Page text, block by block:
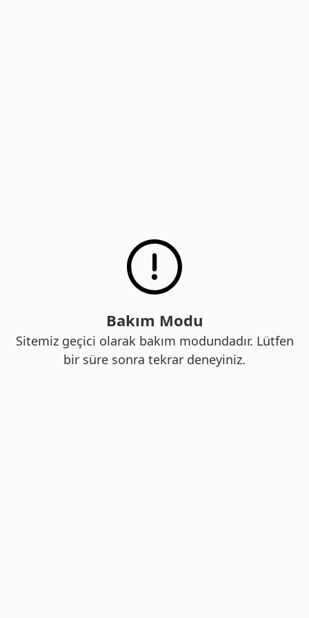
Bakım Modu
Sitemiz geçici olarak bakım modundadır. Lütfen
bir süre sonra tekrar deneyiniz.